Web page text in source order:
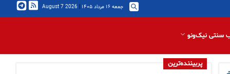
جمعه ۱۶ مرداد ۱۴۰۵ |
2026 August 7
سنتی نیک‌ونو
پربیننده‌ترین